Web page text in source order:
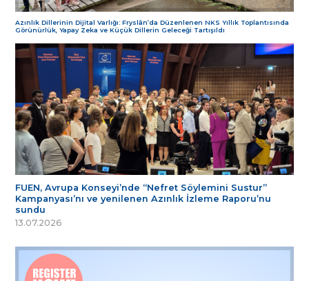
Azınlık Dillerinin Dijital Varlığı: Fryslân’da Düzenlenen NKS Yıllık Toplantısında
Görünürlük, Yapay Zeka ve Küçük Dillerin Geleceği Tartışıldı
FUEN, Avrupa Konseyi’nde “Nefret Söylemini Sustur”
Kampanyası’nı ve yenilenen Azınlık İzleme Raporu’nu
sundu
13.07.2026